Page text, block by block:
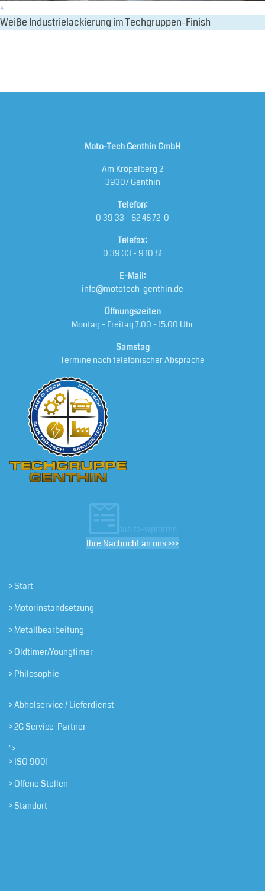
+
Weiße Industrielackierung im Techgruppen-Finish
Moto-Tech Genthin GmbH
Am Kröpelberg 2
39307 Genthin
Telefon:
0 39 33 - 82 48 72-0
Telefax:
0 39 33 - 9 10 81
E-Mail:
info@mototech-genthin.de
Öffnungszeiten
Montag - Freitag 7.00 - 15.00 Uhr
Samstag
Termine nach telefonischer Absprache
fab fa-wpforms
Ihre Nachricht an uns >>>
> Start
> Motorinstandsetzung
> Metallbearbeitung
> Oldtimer/Youngtimer
> Philosophie
> Abholservice / Lieferdienst
> 2G Service-Partner
">
> ISO 9001
> Offene Stellen
> Standort